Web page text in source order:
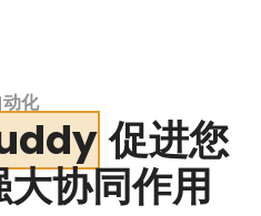
动化
促进您
协同作用